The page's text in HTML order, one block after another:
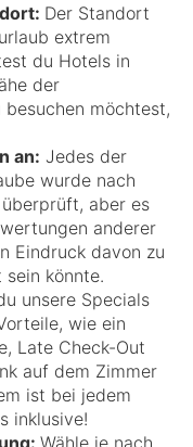
Der Standort
extrem
du Hotels in
der
möchtest,
an: Jedes der
wurde nach
aber es
anderer
Eindruck davon zu
könnte.
unsere Specials
wie ein
Late Check-Out
auf dem Zimmer
ist bei jedem
inklusive!
Wähle je nach